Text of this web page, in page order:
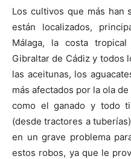
Los cultivos que más han
están localizados,
Málaga, la costa
Gibraltar de Cádiz y todos
las aceitunas, los
más afectados por la ola
como el ganado y todo
(desde tractores a
en un grave problema
estos robos, ya que le